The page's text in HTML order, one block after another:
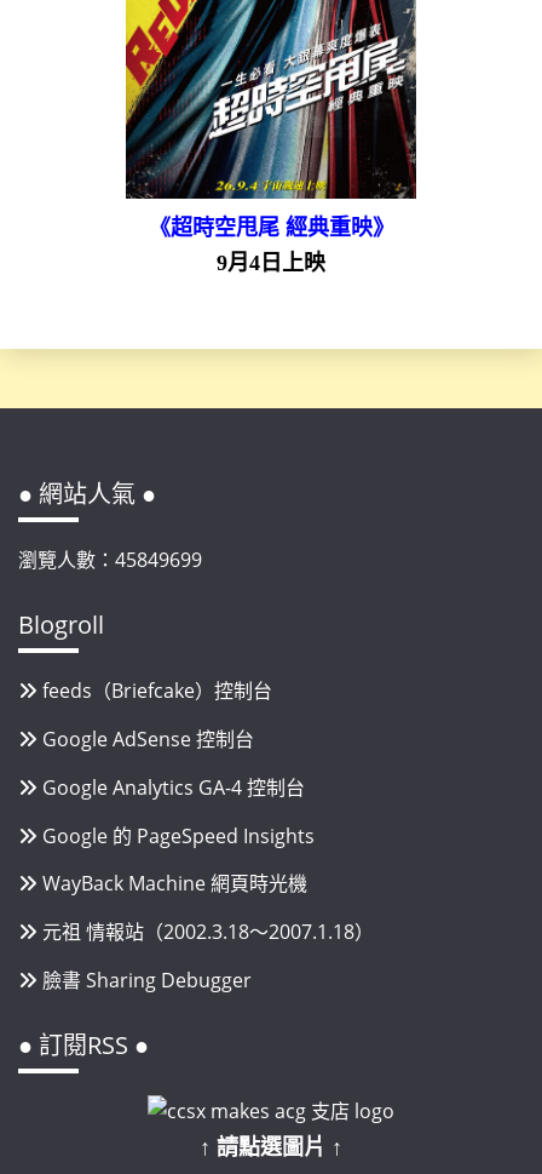
《超時空甩尾 經典重映》
9月4日上映
● 網站人氣 ●
瀏覽人數：45849699
Blogroll
feeds（Briefcake）控制台
Google AdSense 控制台
Google Analytics GA-4 控制台
Google 的 PageSpeed Insights
WayBack Machine 網頁時光機
元祖 情報站（2002.3.18～2007.1.18）
臉書 Sharing Debugger
● 訂閱RSS ●
↑ 請點選圖片 ↑